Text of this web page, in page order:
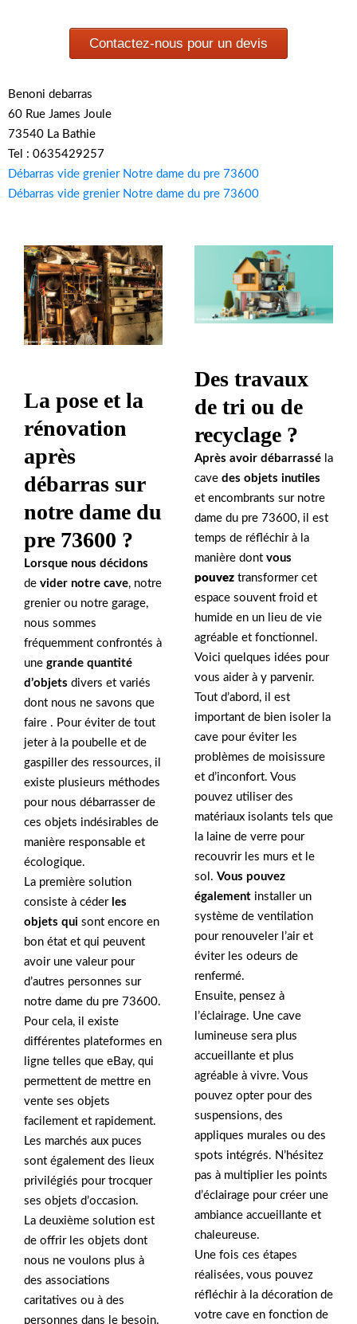
Contactez-nous pour un devis
Benoni debarras
60 Rue James Joule
73540 La Bathie
Tel : 0635429257
Débarras vide grenier Notre dame du pre 73600
Débarras vide grenier Notre dame du pre 73600
La pose et la
rénovation
après
débarras sur
notre dame du
pre 73600 ?
Lorsque nous décidons
de vider notre cave, notre
grenier ou notre garage,
nous sommes
fréquemment confrontés à
une grande quantité
d’objets divers et variés
dont nous ne savons que
faire . Pour éviter de tout
jeter à la poubelle et de
gaspiller des ressources, il
existe plusieurs méthodes
pour nous débarrasser de
ces objets indésirables de
manière responsable et
écologique.
La première solution
consiste à céder les
objets qui sont encore en
bon état et qui peuvent
avoir une valeur pour
d’autres personnes sur
notre dame du pre 73600.
Pour cela, il existe
différentes plateformes en
ligne telles que eBay, qui
permettent de mettre en
vente ses objets
facilement et rapidement.
Les marchés aux puces
sont également des lieux
privilégiés pour trocquer
ses objets d’occasion.
La deuxième solution est
de offrir les objets dont
nous ne voulons plus à
des associations
caritatives ou à des
personnes dans le besoin.
Des travaux
de tri ou de
recyclage ?
Après avoir débarrassé la
cave des objets inutiles
et encombrants sur notre
dame du pre 73600, il est
temps de réfléchir à la
manière dont vous
pouvez transformer cet
espace souvent froid et
humide en un lieu de vie
agréable et fonctionnel.
Voici quelques idées pour
vous aider à y parvenir.
Tout d’abord, il est
important de bien isoler la
cave pour éviter les
problèmes de moisissure
et d’inconfort. Vous
pouvez utiliser des
matériaux isolants tels que
la laine de verre pour
recouvrir les murs et le
sol. Vous pouvez
également installer un
système de ventilation
pour renouveler l’air et
éviter les odeurs de
renfermé.
Ensuite, pensez à
l’éclairage. Une cave
lumineuse sera plus
accueillante et plus
agréable à vivre. Vous
pouvez opter pour des
suspensions, des
appliques murales ou des
spots intégrés. N’hésitez
pas à multiplier les points
d’éclairage pour créer une
ambiance accueillante et
chaleureuse.
Une fois ces étapes
réalisées, vous pouvez
réfléchir à la décoration de
votre cave en fonction de